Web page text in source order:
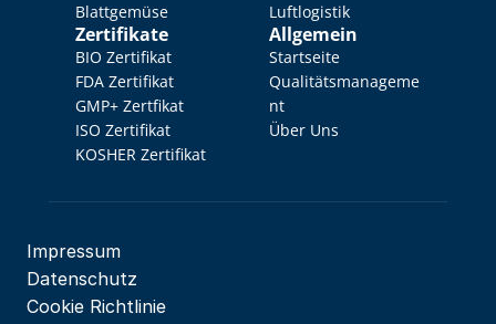
Blattgemüse
Zertifikate
BIO Zertifikat
FDA Zertifikat
GMP+ Zertfikat
ISO Zertifikat
KOSHER Zertifikat
Luftlogistik
Allgemein
Startseite
Qualitätsmanageme
nt
Über Uns
Impressum
Datenschutz
Cookie Richtlinie